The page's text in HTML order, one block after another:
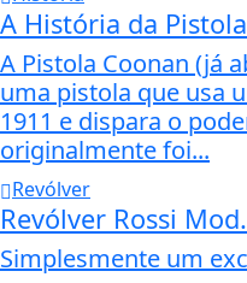
A História da
A Pistola Coonan (já
uma pistola que usa
1911 e dispara o
originalmente foi...
Revólver
Revólver Rossi
Simplesmente um